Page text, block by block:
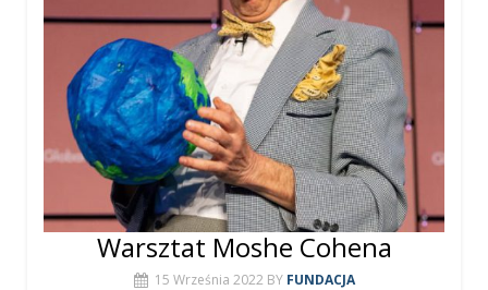
Warsztat Moshe Cohena
15 Września 2022 BY FUNDACJA